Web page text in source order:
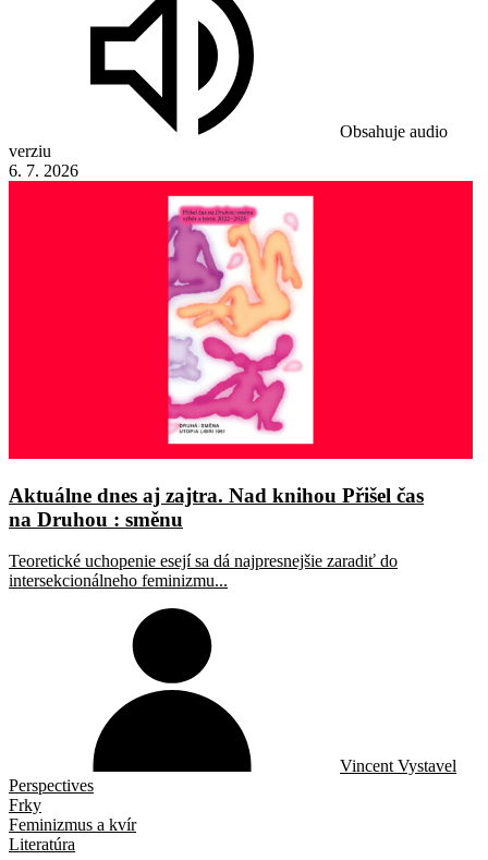
Obsahuje audio
verziu
6. 7. 2026
Aktuálne dnes aj zajtra. Nad knihou Přišel čas
na Druhou : směnu
Teoretické uchopenie esejí sa dá najpresnejšie zaradiť do
intersekcionálneho feminizmu...
Vincent Vystavel
Perspectives
Frky
Feminizmus a kvír
Literatúra